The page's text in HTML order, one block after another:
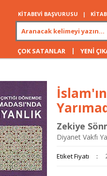
KİTABEVİ BAŞVURUSU |
ÇOK SATANLAR | YENİ
Zekiye
Diyanet Vakfı
Etiket Fiyatı :